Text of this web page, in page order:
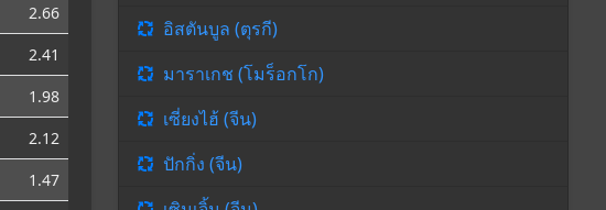
2.66
2.41
1.98
2.12
1.47
อิสตันบูล (ตุรกี)
มาราเกช (โมร็อกโก)
เซี่ยงไฮ้ (จีน)
ปักกิ่ง (จีน)